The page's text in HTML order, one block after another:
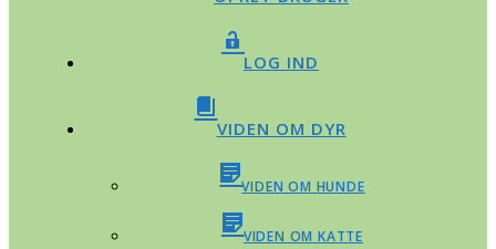
LOG IND
VIDEN OM DYR
VIDEN OM HUNDE
VIDEN OM KATTE